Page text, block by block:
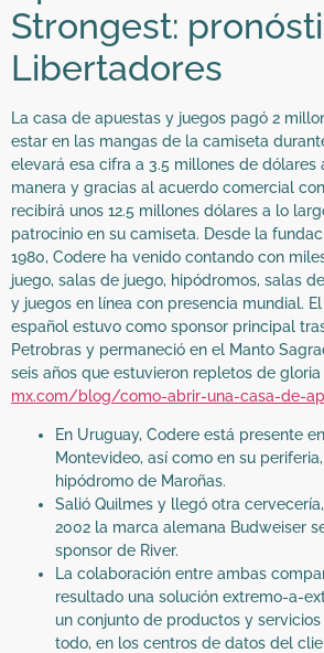
Strongest:
Libertadores
La casa de apuestas y juegos pagó 2
estar en las mangas de la camiseta
elevará esa cifra a 3.5 millones de dólares
manera y gracias al acuerdo comercial
recibirá unos 12.5 millones dólares a lo
patrocinio en su camiseta. Desde la
1980, Codere ha venido contando con
juego, salas de juego, hipódromos, salas
y juegos en línea con presencia mundial.
español estuvo como sponsor principal
Petrobras y permaneció en el Manto
seis años que estuvieron repletos de gloria
mx.com/blog/como-abrir-una-casa-de-
En Uruguay, Codere está presente
Montevideo, así como en su
hipódromo de Maroñas.
Salió Quilmes y llegó otra
2002 la marca alemana Budweiser
sponsor de River.
La colaboración entre ambas
resultado una solución extremo-a-
un conjunto de productos y
todo, en los centros de datos del